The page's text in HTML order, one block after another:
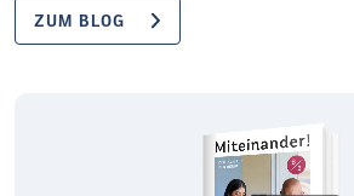
ZUM BLOG